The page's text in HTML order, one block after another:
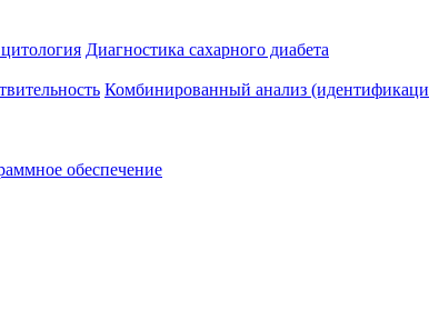
Диагностика сахарного диабета
Комбинированный анализ
обеспечение